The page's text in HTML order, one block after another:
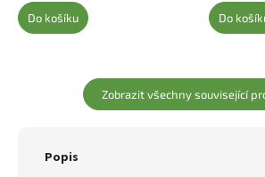
Do košíku Do
Zobrazit všechny související
Popis